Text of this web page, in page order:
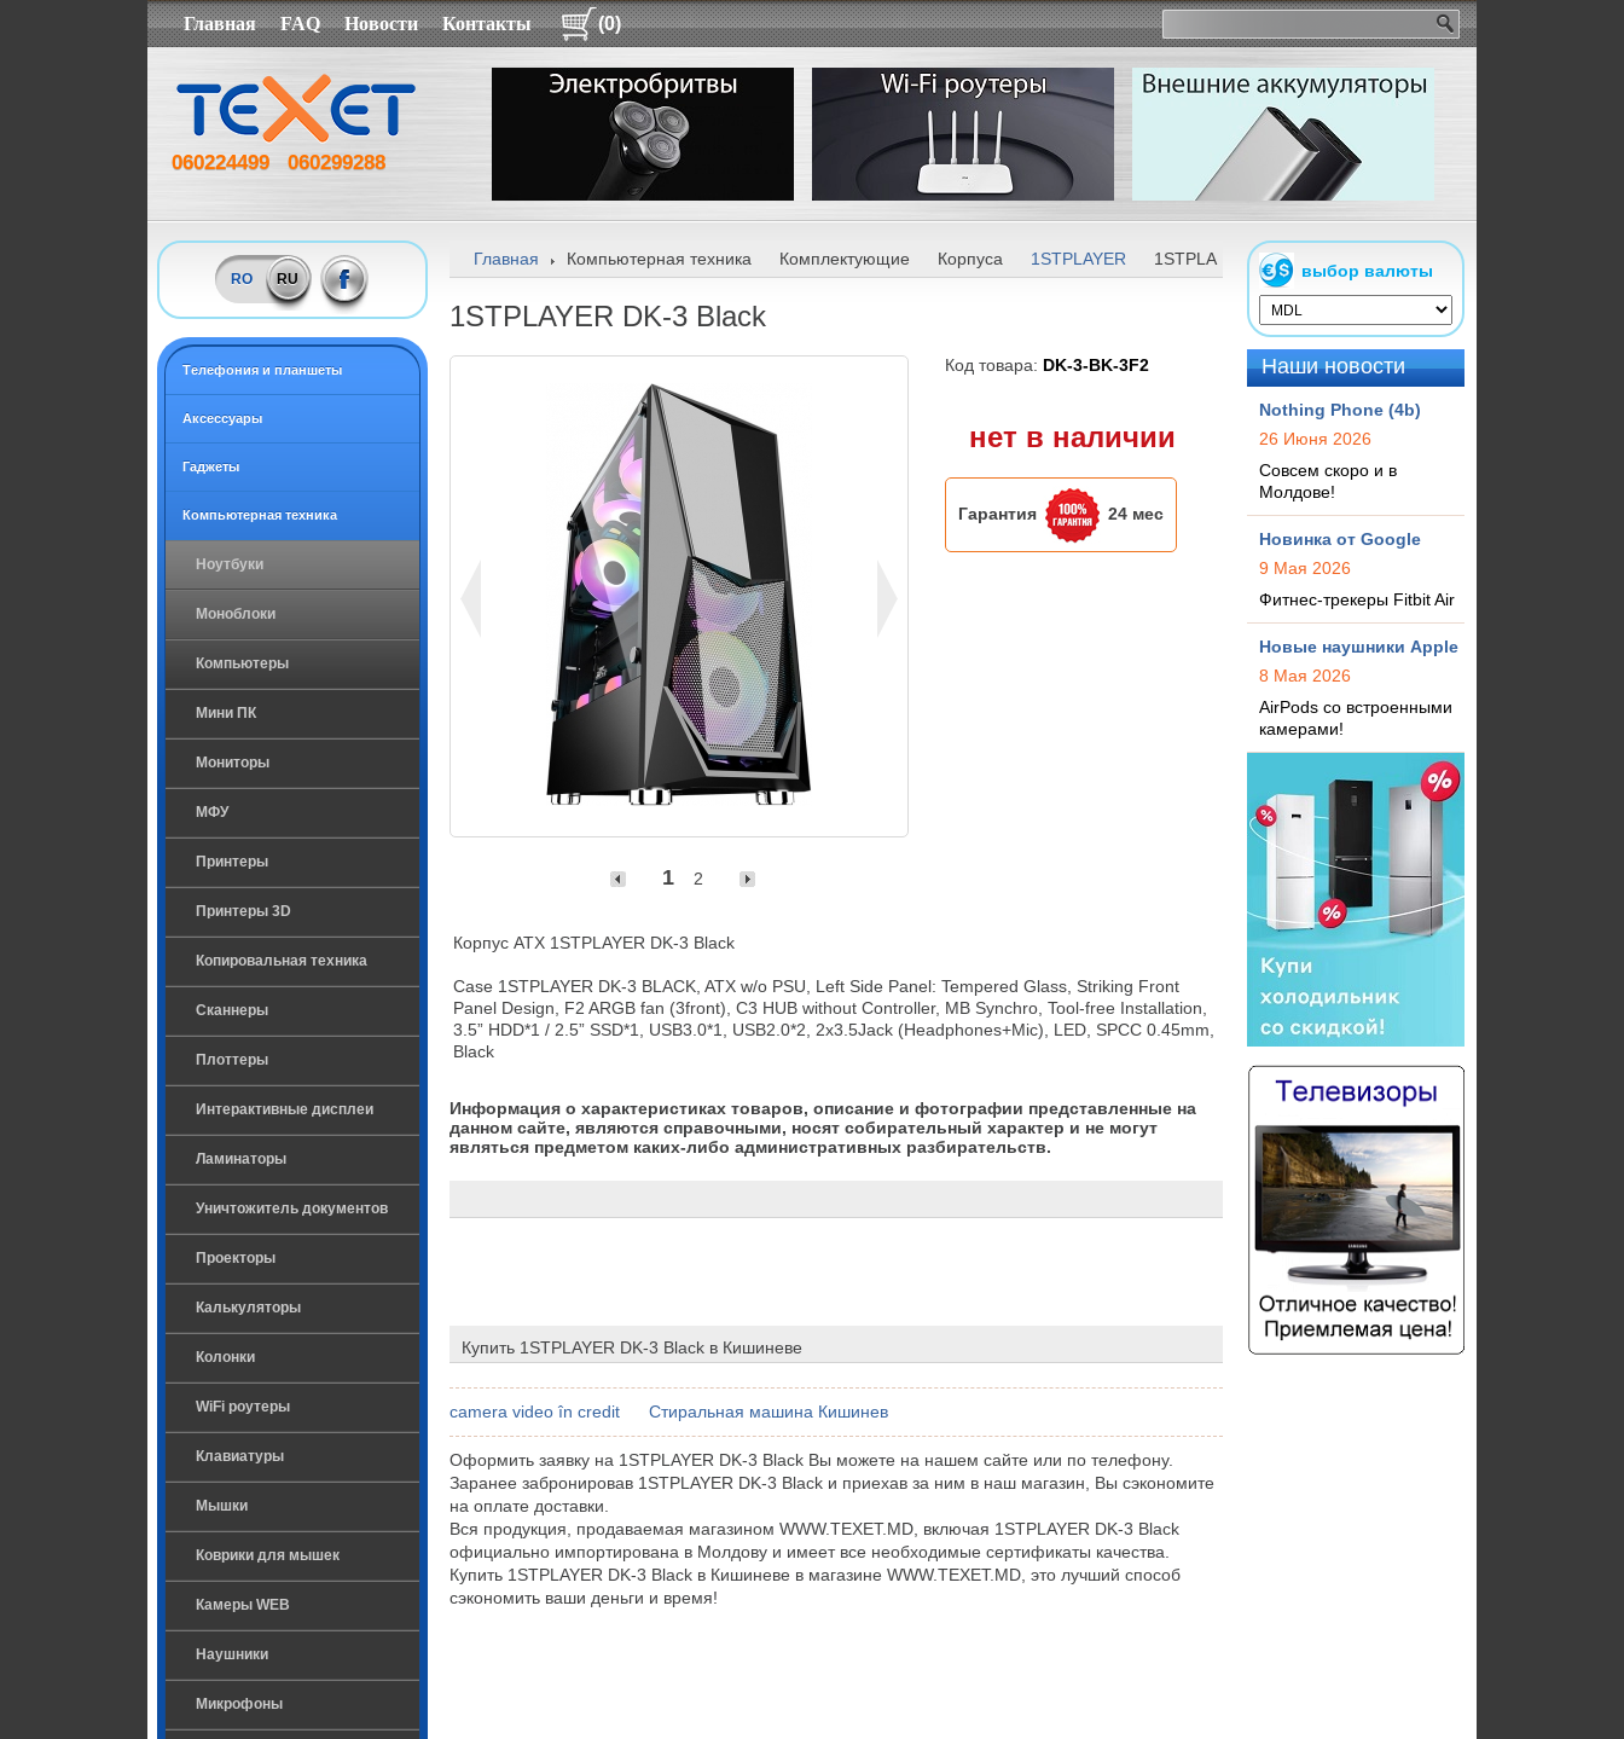
Главная FAQ Новости Контакты (0)
060224499 060299288
RO RU
Tелефония и планшеты
Аксессуары
Гаджеты
Компьютерная техника
Ноутбуки
Моноблоки
Компьютеры
Мини ПК
Мониторы
МФУ
Принтеры
Принтеры 3D
Копировальная техника
Сканнеры
Плоттеры
Интерактивные дисплеи
Ламинаторы
Уничтожитель документов
Проекторы
Калькуляторы
Колонки
WiFi роутеры
Клавиатуры
Мышки
Коврики для мышек
Камеры WEB
Наушники
Микрофоны
Главная Компьютерная техника Комплектующие Корпуса 1STPLAYER 1STPLAYER DK-3 Black
1STPLAYER DK-3 Black
Код товара: DK-3-BK-3F2
нет в наличии
Гарантия 24 мес
1 2
Корпус ATX 1STPLAYER DK-3 Black
Case 1STPLAYER DK-3 BLACK, ATX w/o PSU, Left Side Panel: Tempered Glass, Striking Front
Panel Design, F2 ARGB fan (3front), C3 HUB without Controller, MB Synchro, Tool-free Installation,
3.5” HDD*1 / 2.5” SSD*1, USB3.0*1, USB2.0*2, 2x3.5Jack (Headphones+Mic), LED, SPCC 0.45mm,
Black
Информация о характеристиках товаров, описание и фотографии представленные на
данном сайте, являются справочными, носят собирательный характер и не могут
являться предметом каких-либо административных разбирательств.
Купить 1STPLAYER DK-3 Black в Кишиневе
camera video în credit Стиральная машина Кишинев
Оформить заявку на 1STPLAYER DK-3 Black Вы можете на нашем сайте или по телефону.
Заранее забронировав 1STPLAYER DK-3 Black и приехав за ним в наш магазин, Вы сэкономите
на оплате доставки.
Вся продукция, продаваемая магазином WWW.TEXET.MD, включая 1STPLAYER DK-3 Black
официально импортирована в Молдову и имеет все необходимые сертификаты качества.
Купить 1STPLAYER DK-3 Black в Кишиневе в магазине WWW.TEXET.MD, это лучший способ
сэкономить ваши деньги и время!
выбор валюты
Наши новости
Nothing Phone (4b)
26 Июня 2026
Совсем скоро и в
Молдове!
Новинка от Google
9 Мая 2026
Фитнес-трекеры Fitbit Air
Новые наушники Apple
8 Мая 2026
AirPods со встроенными
камерами!